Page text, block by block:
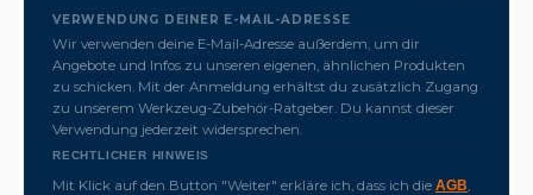
VERWENDUNG DEINER E-MAIL-ADRESSE
Wir verwenden deine E-Mail-Adresse außerdem, um dir
Angebote und Infos zu unseren eigenen, ähnlichen Produkten
zu schicken. Mit der Anmeldung erhältst du zusätzlich Zugang
zu unserem Werkzeug-Zubehör-Ratgeber. Du kannst dieser
Verwendung jederzeit widersprechen.
RECHTLICHER HINWEIS
Mit Klick auf den Button "Weiter" erkläre ich, dass ich die AGB